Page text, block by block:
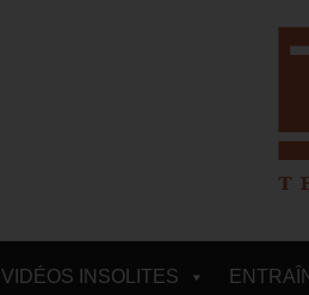
VIDÉOS INSOLITES